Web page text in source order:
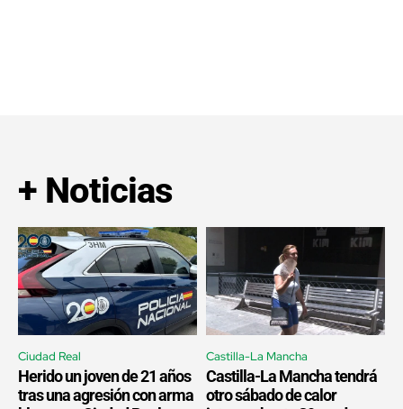
+ Noticias
Ciudad Real
Herido un joven de 21 años
tras una agresión con arma
Castilla-La Mancha
Castilla-La Mancha tendrá
otro sábado de calor